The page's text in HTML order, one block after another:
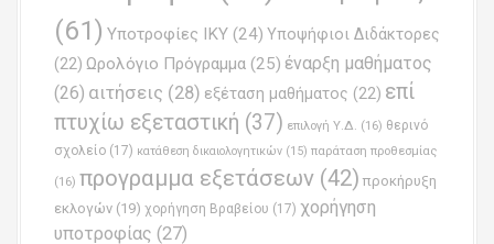
(61) Υποτροφίες ΙΚΥ (24) Υποψήφιοι Διδάκτορες
(22) Ωρολόγιο Πρόγραμμα (25) έναρξη μαθήματος
(26) αιτήσεις (28) εξέταση μαθήματος (22) επί
πτυχίω εξεταστική (37) επιλογή Υ.Δ. (16) θερινό
σχολείο (17) κατάθεση δικαιολογητικών (15) παράταση προθεσμίας
(16) προγραμμα εξετάσεων (42) προκήρυξη
εκλογών (19) χορήγηση Βραβείου (17) χορήγηση
υποτροφίας (27)